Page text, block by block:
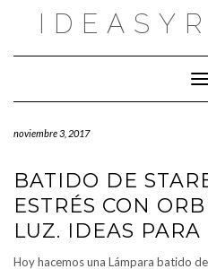
noviembre 3, 2017
BATIDO DE
ESTRÉS CON
LUZ. IDEAS
Hoy hacemos una Lámpara batido